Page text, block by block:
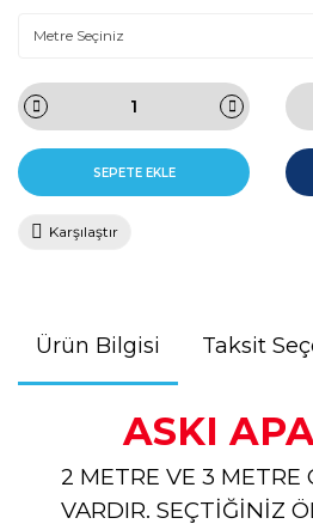
SEPETE EKLE
Karşılaştır
Ürün Bilgisi Taksit
ASKI
2 METRE VE 3 METRE
VARDIR. SEÇTİĞİNİZ